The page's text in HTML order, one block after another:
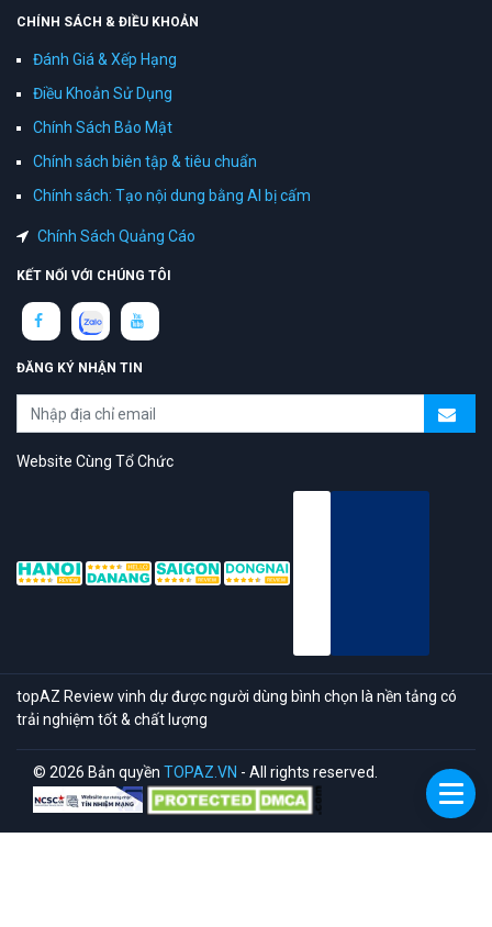
CHÍNH SÁCH & ĐIỀU KHOẢN
Đánh Giá & Xếp Hạng
Điều Khoản Sử Dụng
Chính Sách Bảo Mật
Chính sách biên tập & tiêu chuẩn
Chính sách: Tạo nội dung bằng AI bị cấm
Chính Sách Quảng Cáo
KẾT NỐI VỚI CHÚNG TÔI
ĐĂNG KÝ NHẬN TIN
Website Cùng Tổ Chức
topAZ Review vinh dự được người dùng bình chọn là nền tảng có
trải nghiệm tốt & chất lượng